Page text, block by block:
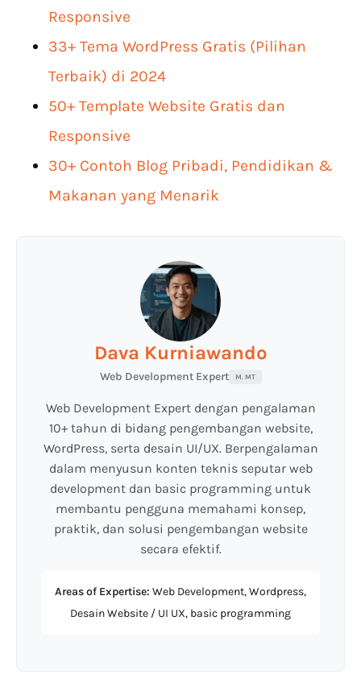
Responsive
33+ Tema WordPress Gratis (Pilihan
Terbaik) di 2024
50+ Template Website Gratis dan
Responsive
30+ Contoh Blog Pribadi, Pendidikan &
Makanan yang Menarik
Dava Kurniawando
Web Development Expert M. MT
Web Development Expert dengan pengalaman
10+ tahun di bidang pengembangan website,
WordPress, serta desain UI/UX. Berpengalaman
dalam menyusun konten teknis seputar web
development dan basic programming untuk
membantu pengguna memahami konsep,
praktik, dan solusi pengembangan website
secara efektif.
Areas of Expertise: Web Development, Wordpress,
Desain Website / UI UX, basic programming